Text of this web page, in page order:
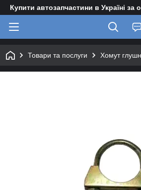
Купити автозапчастини в Україні
Товари та послуги Хомут